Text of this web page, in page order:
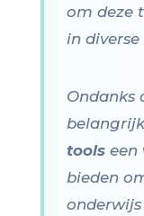
om deze
in
Ondanks
toolseen
bieden